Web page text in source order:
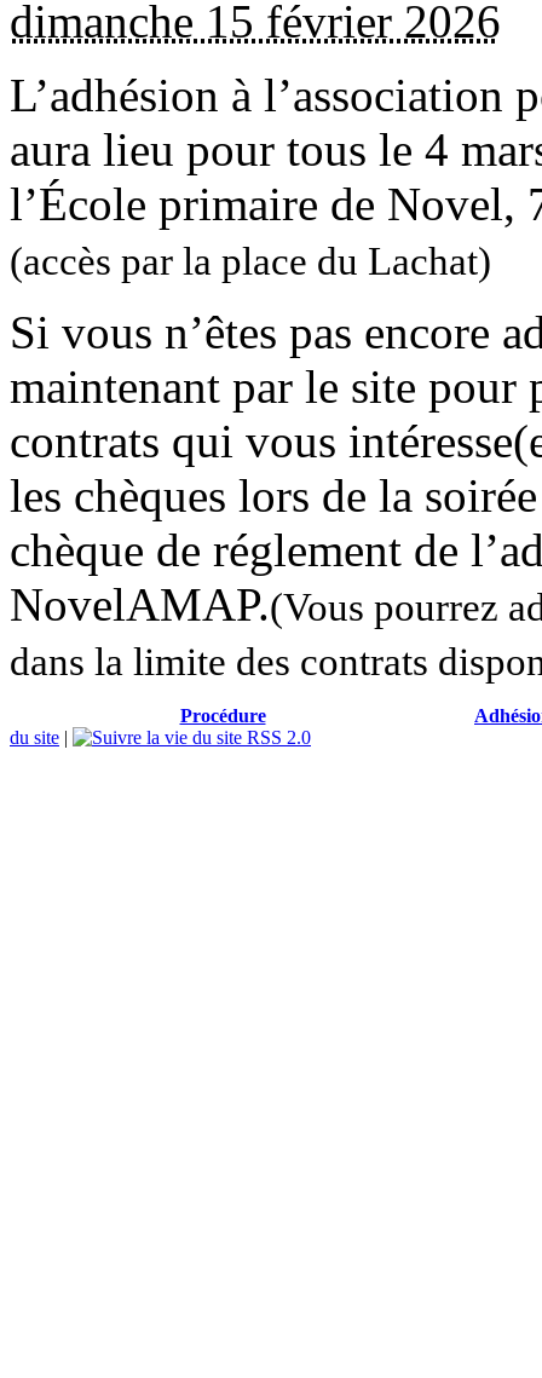
dimanche 15 février 2026
L’adhésion à l’association
aura lieu pour tous le 4
l’École primaire de Novel,
(accès par la place du Lachat)
Si vous n’êtes pas encore
maintenant par le site pour
contrats qui vous
les chèques lors de la
chèque de réglement de
NovelAMAP.(Vous pourrez
dans la limite des contrats
Procédure
du site | RSS 2.0